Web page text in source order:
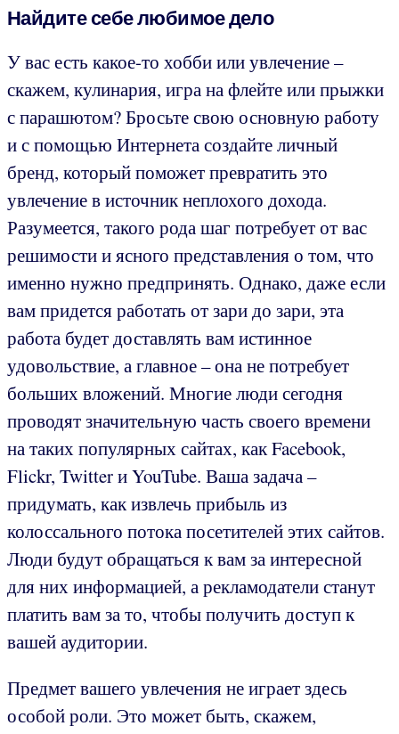
Найдите себе любимое дело
У вас есть какое-то хобби или увлечение –
скажем, кулинария, игра на флейте или прыжки
с парашютом? Бросьте свою основную работу
и с помощью Интернета создайте личный
бренд, который поможет превратить это
увлечение в источник неплохого дохода.
Разумеется, такого рода шаг потребует от вас
решимости и ясного представления о том, что
именно нужно предпринять. Однако, даже если
вам придется работать от зари до зари, эта
работа будет доставлять вам истинное
удовольствие, а главное – она не потребует
больших вложений. Многие люди сегодня
проводят значительную часть своего времени
на таких популярных сайтах, как Facebook,
Flickr, Twitter и YouTube. Ваша задача –
придумать, как извлечь прибыль из
колоссального потока посетителей этих сайтов.
Люди будут обращаться к вам за интересной
для них информацией, а рекламодатели станут
платить вам за то, чтобы получить доступ к
вашей аудитории.
Предмет вашего увлечения не играет здесь
особой роли. Это может быть, скажем,